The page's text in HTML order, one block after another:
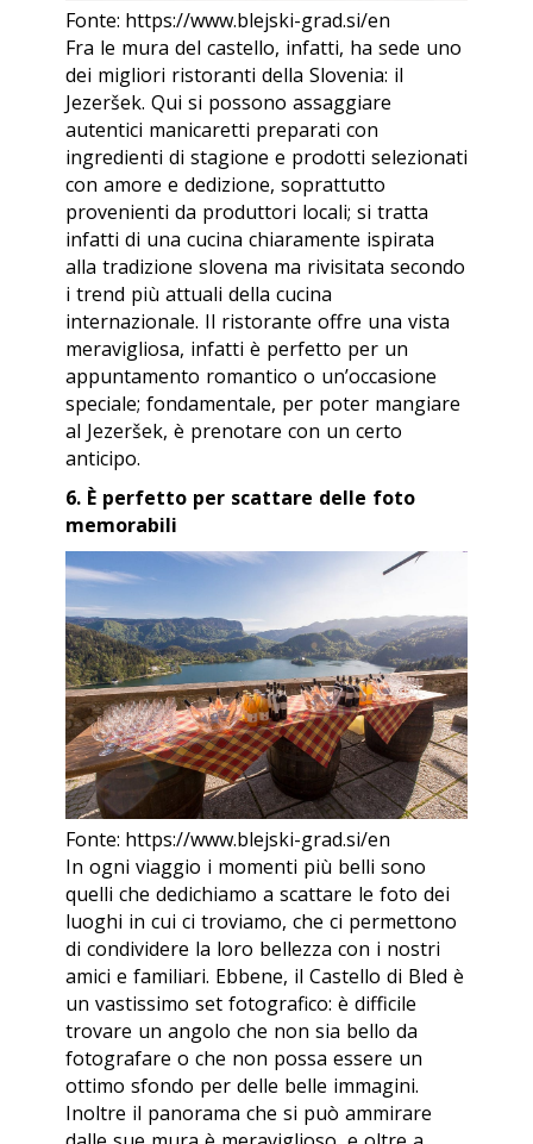
Fonte: https://www.blejski-grad.si/en
Fra le mura del castello, infatti, ha sede uno
dei migliori ristoranti della Slovenia: il
Jezeršek. Qui si possono assaggiare
autentici manicaretti preparati con
ingredienti di stagione e prodotti selezionati
con amore e dedizione, soprattutto
provenienti da produttori locali; si tratta
infatti di una cucina chiaramente ispirata
alla tradizione slovena ma rivisitata secondo
i trend più attuali della cucina
internazionale. Il ristorante offre una vista
meravigliosa, infatti è perfetto per un
appuntamento romantico o un’occasione
speciale; fondamentale, per poter mangiare
al Jezeršek, è prenotare con un certo
anticipo.
6. È perfetto per scattare delle foto
memorabili
Fonte: https://www.blejski-grad.si/en
In ogni viaggio i momenti più belli sono
quelli che dedichiamo a scattare le foto dei
luoghi in cui ci troviamo, che ci permettono
di condividere la loro bellezza con i nostri
amici e familiari. Ebbene, il Castello di Bled è
un vastissimo set fotografico: è difficile
trovare un angolo che non sia bello da
fotografare o che non possa essere un
ottimo sfondo per delle belle immagini.
Inoltre il panorama che si può ammirare